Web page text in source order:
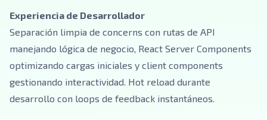
Experiencia de Desarrollador
Separación limpia de concerns con rutas de API
manejando lógica de negocio, React Server Components
optimizando cargas iniciales y client components
gestionando interactividad. Hot reload durante
desarrollo con loops de feedback instantáneos.